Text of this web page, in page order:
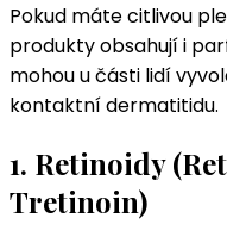
Pokud máte citlivou
produkty obsahují i
mohou u části lidí
kontaktní dermatitidu.
1. Retinoidy
Tretinoin)